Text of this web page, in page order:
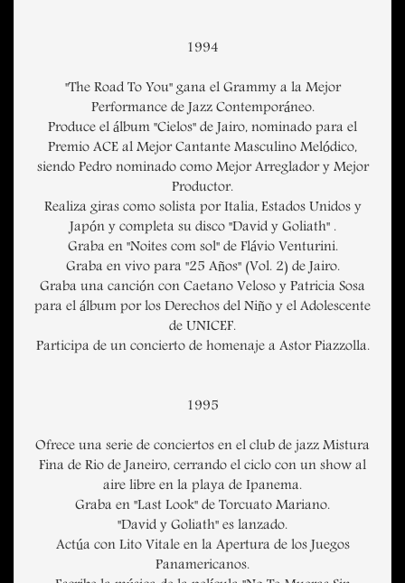
1994
"The Road To You" gana el Grammy a la Mejor
Performance de Jazz Contemporáneo.
Produce el álbum "Cielos" de Jairo, nominado para el
Premio ACE al Mejor Cantante Masculino Melódico,
siendo Pedro nominado como Mejor Arreglador y Mejor
Productor.
Realiza giras como solista por Italia, Estados Unidos y
Japón y completa su disco "David y Goliath" .
Graba en "Noites com sol" de Flávio Venturini.
Graba en vivo para "25 Años" (Vol. 2) de Jairo.
Graba una canción con Caetano Veloso y Patricia Sosa
para el álbum por los Derechos del Niño y el Adolescente
de UNICEF.
Participa de un concierto de homenaje a Astor Piazzolla.
1995
Ofrece una serie de conciertos en el club de jazz Mistura
Fina de Rio de Janeiro, cerrando el ciclo con un show al
aire libre en la playa de Ipanema.
Graba en "Last Look" de Torcuato Mariano.
"David y Goliath" es lanzado.
Actúa con Lito Vitale en la Apertura de los Juegos
Panamericanos.